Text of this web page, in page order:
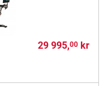
29 995,00kr